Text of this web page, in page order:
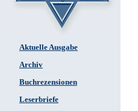
Aktuelle Ausgabe
Archiv
Buchrezensionen
Leserbriefe